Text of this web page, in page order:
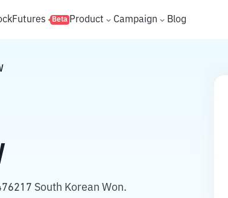
Futures Beta Product Campaign Blog
South Korean Won.